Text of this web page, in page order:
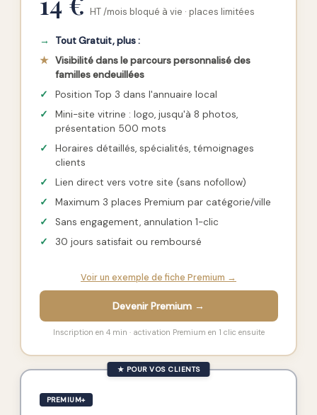
HT /mois bloqué à vie · places limitées
→
Tout Gratuit, plus :
★ Visibilité dans le parcours personnalisé des
familles endeuillées
✓
Position Top 3 dans l'annuaire local
✓
Mini-site vitrine : logo, jusqu'à 8 photos,
présentation 500 mots
✓
Horaires détaillés, spécialités, témoignages
clients
✓
Lien direct vers votre site (sans nofollow)
✓
Maximum 3 places Premium par catégorie/ville
✓
Sans engagement, annulation 1-clic
✓
30 jours satisfait ou remboursé
Voir un exemple de fiche Premium →
Devenir Premium →
Inscription en 4 min · activation Premium en 1 clic ensuite
★ POUR VOS CLIENTS
PREMIUM+